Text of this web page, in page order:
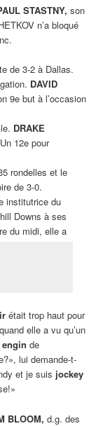
STASTNY, son
n’a bloqué
de 3-2 à Dallas.
DAVID
9e but à l’occasion
DRAKE
12e pour
rondelles et le
de 3-0.
institutrice du
Downs à ses
du midi, elle a
était trop haut pour
elle a vu qu’un
engin de
lui demande-t-
et je suis jockey
BLOOM, d.g. des